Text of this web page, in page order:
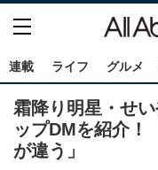
連載 ライフ グルメ
霜降り明星・せ
ップDMを紹介！
が違う」